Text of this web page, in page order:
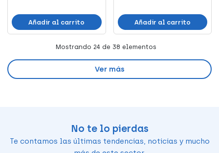
Añadir al carrito Añadir al carrito
Mostrando 24de 38 elementos
Ver más
No te lo pierdas
Te contamos las últimas tendencias, noticias y mucho